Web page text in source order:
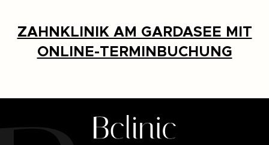
ZAHNKLINIK AM GARDASEE MIT
ONLINE-TERMINBUCHUNG